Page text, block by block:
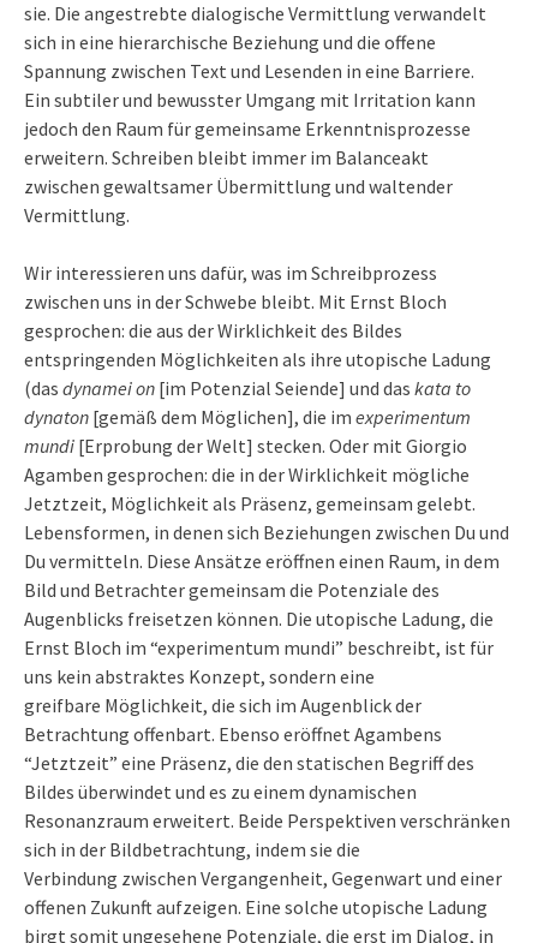
sie. Die angestrebte dialogische Vermittlung verwandelt
sich in eine hierarchische Beziehung und die offene
Spannung zwischen Text und Lesenden in eine Barriere.
Ein subtiler und bewusster Umgang mit Irritation kann
jedoch den Raum für gemeinsame Erkenntnisprozesse
erweitern. Schreiben bleibt immer im Balanceakt
zwischen gewaltsamer Übermittlung und waltender
Vermittlung.
Wir interessieren uns dafür, was im Schreibprozess
zwischen uns in der Schwebe bleibt. Mit Ernst Bloch
gesprochen: die aus der Wirklichkeit des Bildes
entspringenden Möglichkeiten als ihre utopische Ladung
(das dynamei on [im Potenzial Seiende] und das kata to
dynaton [gemäß dem Möglichen], die im experimentum
mundi [Erprobung der Welt] stecken. Oder mit Giorgio
Agamben gesprochen: die in der Wirklichkeit mögliche
Jetztzeit, Möglichkeit als Präsenz, gemeinsam gelebt.
Lebensformen, in denen sich Beziehungen zwischen Du und
Du vermitteln. Diese Ansätze eröffnen einen Raum, in dem
Bild und Betrachter gemeinsam die Potenziale des
Augenblicks freisetzen können. Die utopische Ladung, die
Ernst Bloch im “experimentum mundi” beschreibt, ist für
uns kein abstraktes Konzept, sondern eine
greifbare Möglichkeit, die sich im Augenblick der
Betrachtung offenbart. Ebenso eröffnet Agambens
“Jetztzeit” eine Präsenz, die den statischen Begriff des
Bildes überwindet und es zu einem dynamischen
Resonanzraum erweitert. Beide Perspektiven verschränken
sich in der Bildbetrachtung, indem sie die
Verbindung zwischen Vergangenheit, Gegenwart und einer
offenen Zukunft aufzeigen. Eine solche utopische Ladung
birgt somit ungesehene Potenziale, die erst im Dialog, in